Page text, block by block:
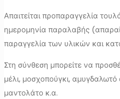
Απαιτείται προπαραγγελία
ημερομηνία παραλαβής
παραγγελία των υλικών και
Στη σύνθεση μπορείτε να
μέλι, μοσχοπούγκι,
μαντολάτο κ.α.